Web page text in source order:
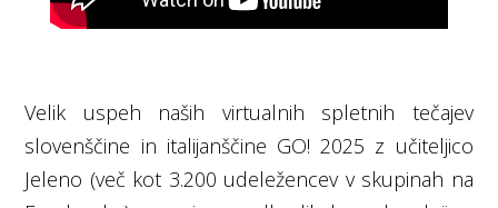
Velik uspeh naših virtualnih spletnih tečajev
slovenščine in italijanščine GO! 2025 z učiteljico
Jeleno (več kot 3.200 udeležencev v skupinah na